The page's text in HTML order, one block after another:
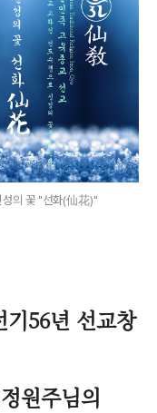
성의 꽃 "선화(仙花)"
56년 선교창
원주님의